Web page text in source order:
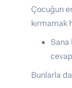
Çocuğun
kırmamak
Sana
Bunlarla